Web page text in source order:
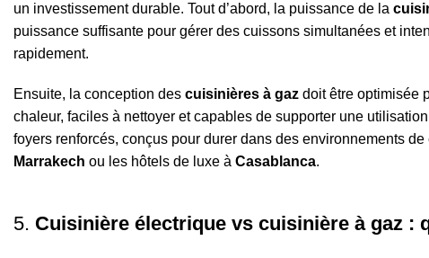
un investissement durable. Tout d’abord, la puissance de la
puissance suffisante pour gérer des cuissons simultanées et
rapidement.
Ensuite, la conception des cuisinières à gaz doit être optimisée
chaleur, faciles à nettoyer et capables de supporter une
foyers renforcés, conçus pour durer dans des environnements
Marrakech ou les hôtels de luxe à Casablanca.
5. Cuisinière électrique vs cuisinière à gaz :